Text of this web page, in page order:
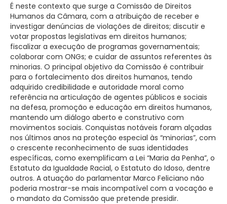
É neste contexto que surge a Comissão de Direitos
Humanos da Câmara, com a atribuição de receber e
investigar denúncias de violações de direitos; discutir e
votar propostas legislativas em direitos humanos;
fiscalizar a execução de programas governamentais;
colaborar com ONGs; e cuidar de assuntos referentes às
minorias. O principal objetivo da Comissão é contribuir
para o fortalecimento dos direitos humanos, tendo
adquirido credibilidade e autoridade moral como
referência na articulação de agentes públicos e sociais
na defesa, promoção e educação em direitos humanos,
mantendo um diálogo aberto e construtivo com
movimentos sociais. Conquistas notáveis foram alçadas
nos últimos anos na proteção especial às “minorias”, com
o crescente reconhecimento de suas identidades
específicas, como exemplificam a Lei “Maria da Penha”, o
Estatuto da Igualdade Racial, o Estatuto do Idoso, dentre
outros. A atuação do parlamentar Marco Feliciano não
poderia mostrar-se mais incompatível com a vocação e
o mandato da Comissão que pretende presidir.